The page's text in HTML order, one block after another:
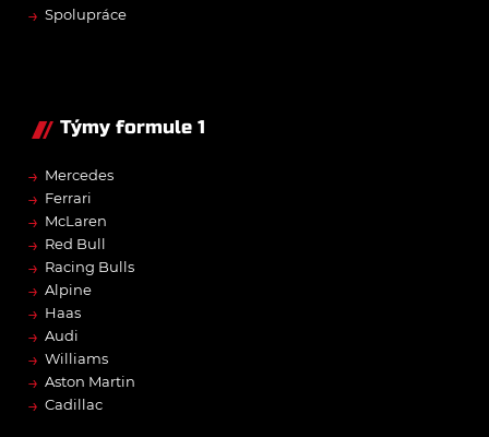
→ Spolupráce
Týmy formule 1
→ Mercedes
→ Ferrari
→ McLaren
→ Red Bull
→ Racing Bulls
→ Alpine
→ Haas
→ Audi
→ Williams
→ Aston Martin
→ Cadillac